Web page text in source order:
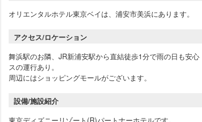
オリエンタルホテル東京ベイは、浦安市美浜にあります。
アクセス/ロケーション
舞浜駅のお隣、JR新浦安駅から直結徒歩1分で雨の日も安
スの運行あり。
周辺にはショッピングモールがございます。
設備/施設紹介
東京ディズニーリゾート(R)パートナーホテルです。